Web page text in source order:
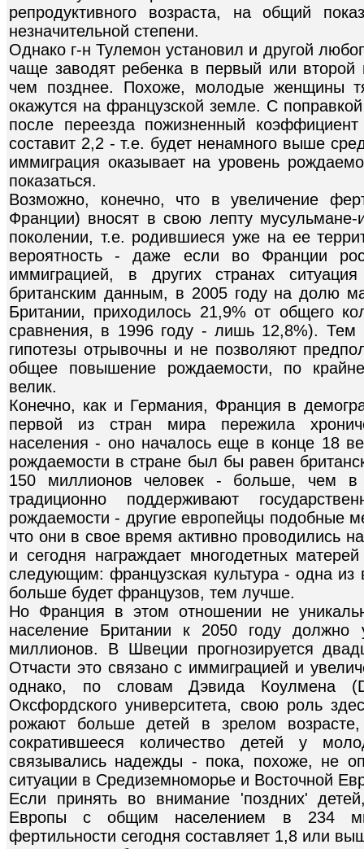
репродуктивного возраста, на общий
незначительной степени.
Однако г-н Тулемон установил и другой
чаще заводят ребенка в первый или
чем позднее. Похоже, молодые женщины
окажутся на французской земле. С
после переезда пожизненный
составит 2,2 - т.е. будет ненамного выше
иммиграция оказывает на уровень
показаться.
Возможно, конечно, что в увеличение
Франции) вносят в свою лепту
поколении, т.е. родившиеся уже на ее
вероятность - даже если во Франции
иммиграцией, в других странах
британским данным, в 2005 году на долю
Британии, приходилось 21,9% от общего
сравнения, в 1996 году - лишь 12,8%).
гипотезы отрывочны и не позволяют
общее повышение рождаемости, по
велик.
Конечно, как и Германия, Франция в
первой из стран мира пережила
населения - оно началось еще в конце 18
рождаемости в стране был бы равен
150 миллионов человек - больше, чем в
традиционно поддерживают
рождаемости - другие европейцы подобные
что они в свое время активно проводились
и сегодня награждает многодетных
следующим: французская культура - одна
больше будет французов, тем лучше.
Но Франция в этом отношении не
население Британии к 2050 году
миллионов. В Швеции прогнозируется
Отчасти это связано с иммиграцией и
однако, по словам Дэвида Коулмена
Оксфордского университета, свою роль
рожают больше детей в зрелом возрасте,
сократившееся количество детей у
связывались надежды - пока, похоже, не
ситуации в Средиземноморье и Восточной
Если принять во внимание 'поздних'
Европы с общим населением в 234
фертильности сегодня составляет 1,8 или